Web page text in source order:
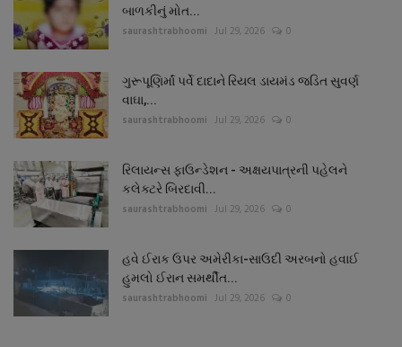
બાળકીનું મોત...
saurashtrabhoomi Jul 29, 2026 0
ગુરૂપૂણિર્માં પર્વે દાદાને રિયલ ડાયમંડ જડિત સુવર્ણ
વાઘા,...
saurashtrabhoomi Jul 29, 2026 0
રિલાયન્સ ફાઉન્ડેશન - અક્ષયપાત્રની પહેલને
કલેક્ટરે બિરદાવી...
saurashtrabhoomi Jul 29, 2026 0
હવે ઈરાક ઉપર અમેરીકા-સાઉદી અરબનો હવાઈ
હુમલો ઈરાન સમર્થીત...
saurashtrabhoomi Jul 29, 2026 0